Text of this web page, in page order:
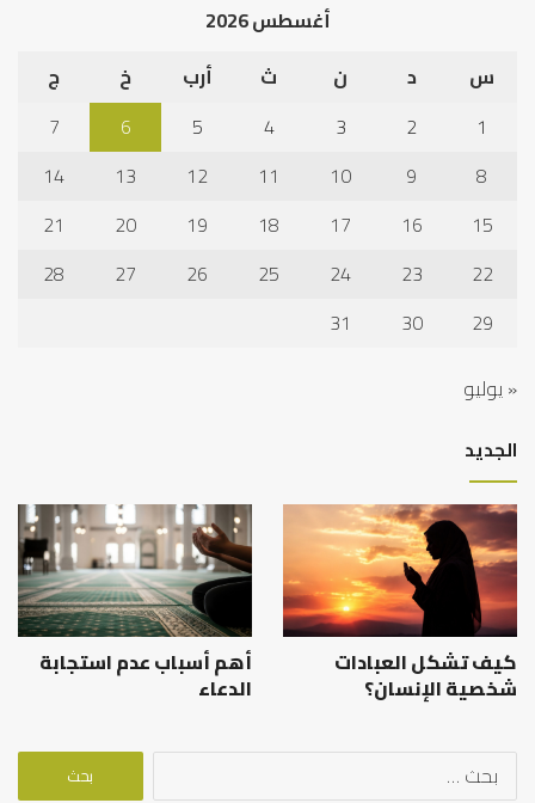
أغسطس 2026
س
د ن ث أرب خ
ج
1
2
3
4
5
6
7
8
9
10
11
12
13
14
15
16
17
18
19
20
21
22
23
24
25
26
27
28
29
30
31
« يوليو
الجديد
كيف تشكل العبادات
شخصية الإنسان؟
أهم أسباب عدم استجابة
الدعاء
البحث